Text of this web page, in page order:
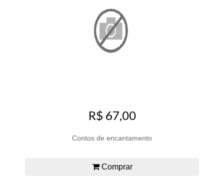
R$ 67,00
Contos de encantamento
Comprar